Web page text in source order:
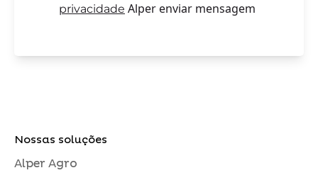
privacidade Alper enviar mensagem
Nossas soluções
Alper Agro